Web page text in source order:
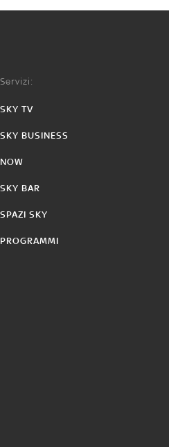
Servizi:
SKY TV
SKY BUSINESS
NOW
SKY BAR
SPAZI SKY
PROGRAMMI